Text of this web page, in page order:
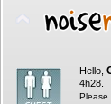
Hello,
4h28.
Please